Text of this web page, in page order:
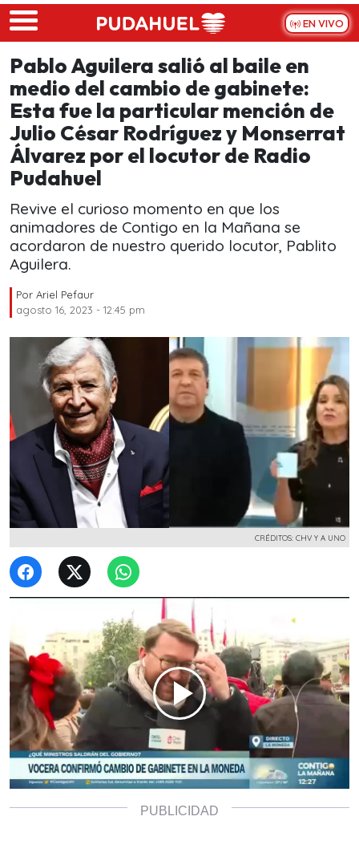
Skip to main content
EN VIVO
Pablo Aguilera salió al baile en
medio del cambio de gabinete:
Esta fue la particular mención de
Julio César Rodríguez y Monserrat
Álvarez por el locutor de Radio
Pudahuel
Revive el curioso momento en que los
animadores de Contigo en la Mañana se
acordaron de nuestro querido locutor, Pablito
Aguilera.
Por Ariel Pefaur
agosto 16, 2023 - 12:45 pm
CRÉDITOS: CHV Y A UNO